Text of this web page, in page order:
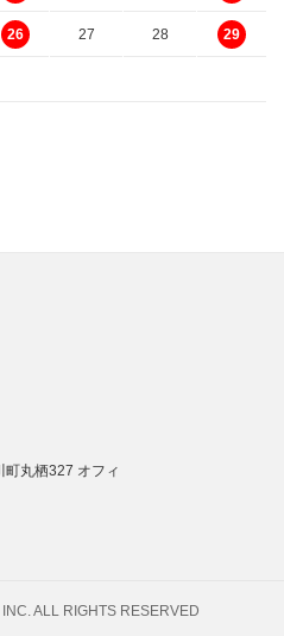
26 27 28 29
丸栖327 オフィ
ALL RIGHTS RESERVED